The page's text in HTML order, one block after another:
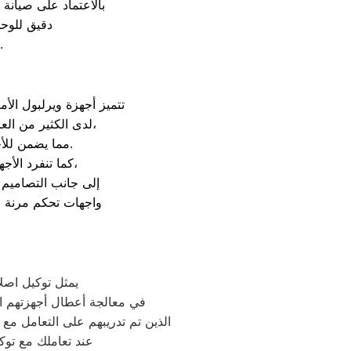
. بالاعتماد على
دقيق
لتقليل استهلاك الطاقة الكهربائية ومنع تكرار الأعطال خلال فصل الصيف.
تتميز أجهزة ويرلبول
لدى الكثير من العائلات. ومن أبرز مميزات أجهزة ويرلبول هو الاعتماد على خامات تصنيع قوية ومقاومة للصدأ،
مما يضمن للأجهزة عمراً افتراضياً طويلاً وقدرة فائقة على تحمل ظروف التشغيل الشاقة والمستمرة.
كما تنفرد الأجهزة بتوفير تقنيات ذكية تسهم في تقليل استهلاك الطاقة الكهربائية والمياه بشكل ملحوظ،
إلى جانب
واجهات تحكم مرنة
يمثل توكيل
في معالجة أعطال أجهزتهم
الذين تم تدريبهم على التعامل
. عند تعاملك مع